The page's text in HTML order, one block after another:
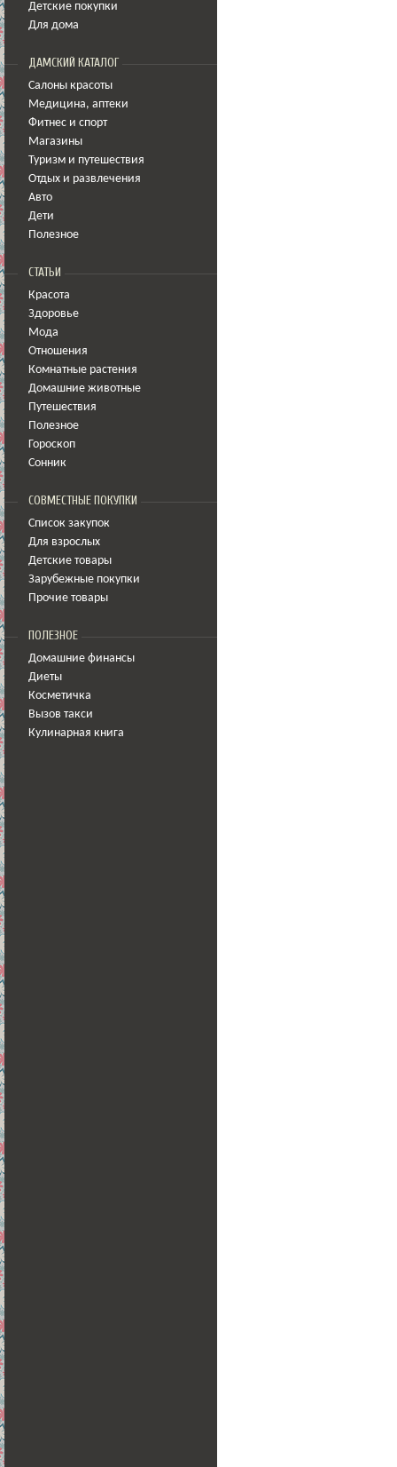
Детские покупки
Для дома
ДАМСКИЙ КАТАЛОГ
Салоны красоты
Медицина, аптеки
Фитнес и спорт
Магазины
Туризм и путешествия
Отдых и развлечения
Авто
Дети
Полезное
СТАТЬИ
Красота
Здоровье
Мода
Отношения
Комнатные растения
Домашние животные
Путешествия
Полезное
Гороскоп
Сонник
СОВМЕСТНЫЕ ПОКУПКИ
Список закупок
Для взрослых
Детские товары
Зарубежные покупки
Прочие товары
ПОЛЕЗНОЕ
Домашние финансы
Диеты
Косметичка
Вызов такси
Кулинарная книга